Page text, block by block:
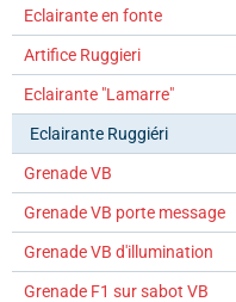
Eclairante en fonte
Artifice Ruggieri
Eclairante "Lamarre"
Eclairante Ruggiéri
Grenade VB
Grenade VB porte message
Grenade VB d'illumination
Grenade F1 sur sabot VB